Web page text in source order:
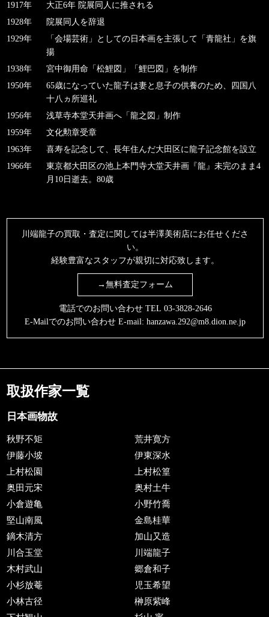
1917年
大正6年 院展同人に推される
1928年
院展同人を辞退
1929年
「会場芸術」としての日本画を主張して「青龍社」を旗
揚
1938年
宮中御用命「松鯉図」「鯉巴図」を制作
1950年
65歳になっていた龍子は妻と息子の供養のため、四国八
十八ヵ所巡礼
1956年
浅草寺本堂天井画へ「龍之図」制作
1959年
文化勲章受章
1963年
喜寿を記念して、長年住んだ大田区に龍子記念館を設立
1966年
東京都大田区の池上本門寺大堂天井画『龍』未完のまま4
月10日逝去。80歳
川端龍子の買取・査定に関しては半澤美術店にお任せくださ
い。
経験豊富なスタッフが親切に対応致します。
→無料査定フォーム
電話でのお問い合わせ TEL 03-3828-2646
E-Mailでのお問い合わせ E-mail: hanzawa.292@m8.dion.ne.jp
取扱作家一覧
日本画物故
秋野不矩
荒井寛方
伊藤小坡
伊東深水
上村松園
上村松篁
奥田元宋
奥村土牛
小倉遊亀
小野竹喬
堅山南風
金島桂華
鏑木清方
加山又造
川合玉堂
川端龍子
木村武山
郷倉和子
小杉放菴
児玉希望
小林古径
榊原紫峰